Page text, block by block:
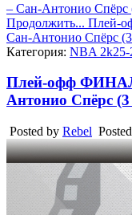
– Сан-Антонио Спёрс
Продолжить... Плей-
Сан-Антонио Спёрс (3
Категория: NBA 2k25-
Плей-офф
Антонио Спёрс (3
Posted by Rebel